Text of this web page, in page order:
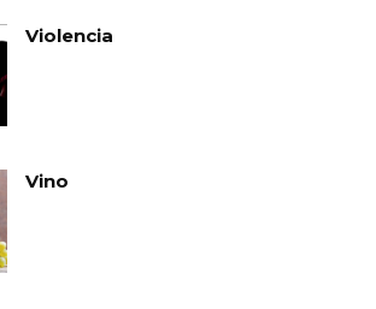
Violencia
Vino